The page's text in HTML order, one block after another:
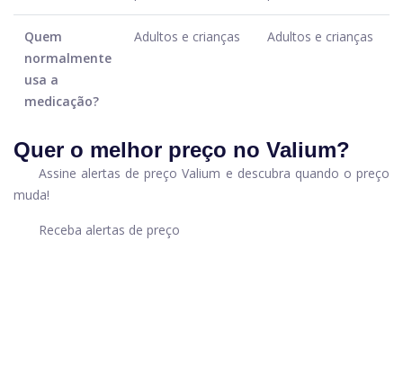
Quem
normalmente
usa a
medicação?
Adultos e crianças Adultos e crianças
Quer o melhor preço no Valium?
Assine alertas de preço Valium e descubra quando o preço
muda!
Receba alertas de preço